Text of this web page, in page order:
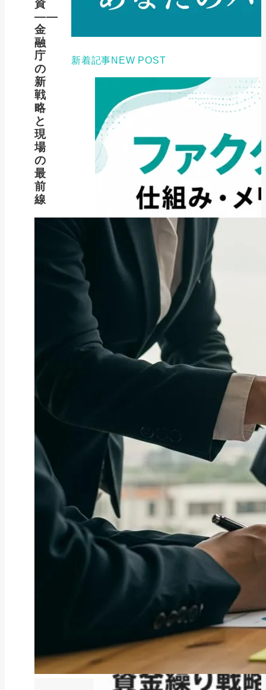
資
――
金
融
庁
の
新
戦
略
と
現
場
の
最
前
線
新着記事NEW POST
ファクタリング
ファクタリングとは？仕組み・メ
リット・注意点と...
2026年8月6日